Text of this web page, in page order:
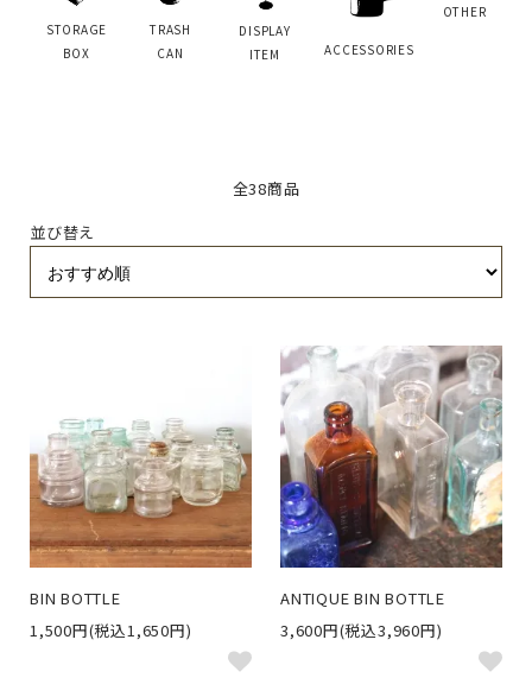
STORAGE
BOX
TRASH
CAN
DISPLAY
ITEM
ACCESSORIES
OTHER
全38商品
並び替え
BIN BOTTLE
1,500円(税込1,650円)
ANTIQUE BIN BOTTLE
3,600円(税込3,960円)